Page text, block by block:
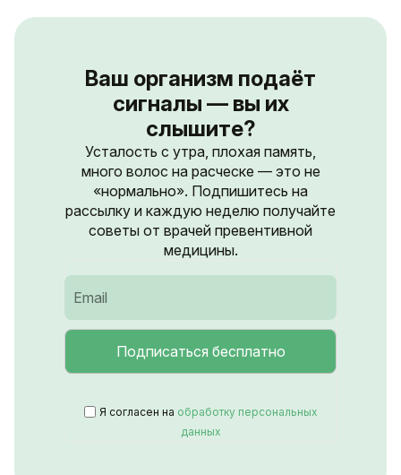
Ваш организм подаёт
сигналы — вы их
слышите?
Усталость с утра, плохая память,
много волос на расческе — это не
«нормально». Подпишитесь на
рассылку и каждую неделю получайте
советы от врачей превентивной
медицины.
Я согласен на обработку персональных
данных